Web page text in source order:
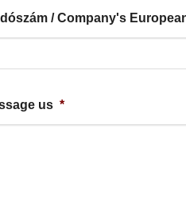
/ Company's
us *